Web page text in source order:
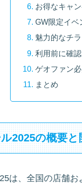
お得なキャ
GW限定イベ
魅力的なチ
利用前に確
ゲオファン
まとめ
2025の概要と
は、全国の店舗